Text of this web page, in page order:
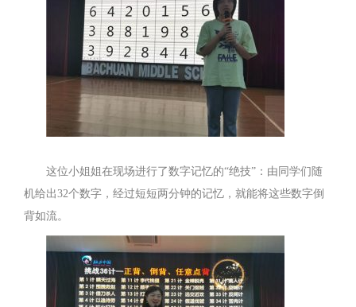
这位小姐姐在现场进行了数字记忆的“绝技”：由同学们随
机给出32个数字，经过短短两分钟的记忆，就能将这些数字倒
背如流。